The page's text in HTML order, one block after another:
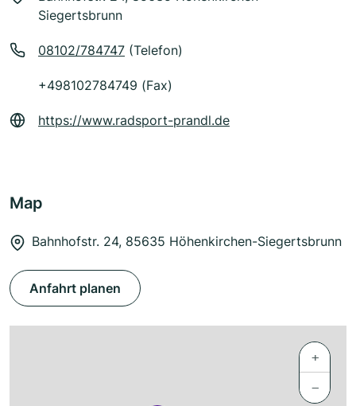
Siegertsbrunn
08102/784747 (Telefon)
+498102784749 (Fax)
https://www.radsport-prandl.de
Map
Bahnhofstr. 24, 85635 Höhenkirchen-Siegertsbrunn
Anfahrt planen
+
−